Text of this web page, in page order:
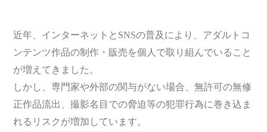
近年、インターネットとSNSの普及により、アダルトコ
ンテンツ作品の制作・販売を個人で取り組んでいること
が増えてきました。
しかし、専門家や外部の関与がない場合、無許可の無修
正作品流出、撮影名目での脅迫等の犯罪行為に巻き込ま
れるリスクが増加しています。